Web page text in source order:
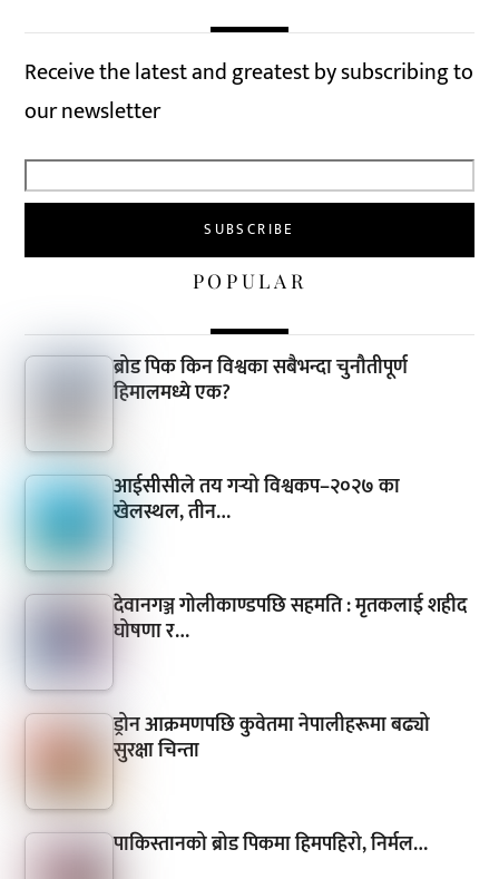
Receive the latest and greatest by subscribing to
our newsletter
POPULAR
ब्रोड पिक किन विश्वका सबैभन्दा चुनौतीपूर्ण
हिमालमध्ये एक?
आईसीसीले तय गर्‍यो विश्वकप–२०२७ का
खेलस्थल, तीन…
देवानगञ्ज गोलीकाण्डपछि सहमति : मृतकलाई शहीद
घोषणा र…
ड्रोन आक्रमणपछि कुवेतमा नेपालीहरूमा बढ्यो
सुरक्षा चिन्ता
पाकिस्तानको ब्रोड पिकमा हिमपहिरो, निर्मल…